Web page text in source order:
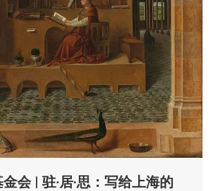
会 | 驻·居·思：写给上海的